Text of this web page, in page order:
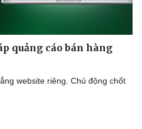
quảng cáo bán hàng
website riêng. Chủ động chốt